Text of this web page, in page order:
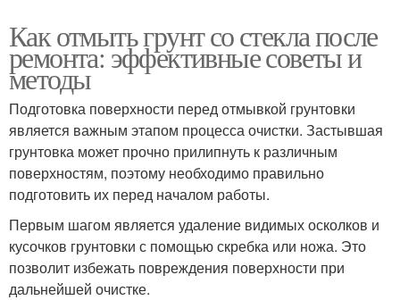
Как отмыть грунт со стекла после
ремонта: эффективные советы и
методы
Подготовка поверхности перед отмывкой грунтовки
является важным этапом процесса очистки. Застывшая
грунтовка может прочно прилипнуть к различным
поверхностям, поэтому необходимо правильно
подготовить их перед началом работы.
Первым шагом является удаление видимых осколков и
кусочков грунтовки с помощью скребка или ножа. Это
позволит избежать повреждения поверхности при
дальнейшей очистке.